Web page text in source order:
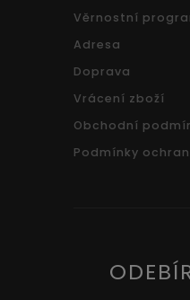
Věrnostní
Adresa
Doprava
Vrácení zboží
Obchodní
Podmínky